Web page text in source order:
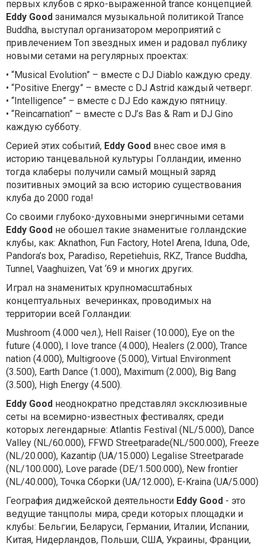
первых клубов c ярко-выраженной trance концепцией.
Eddy Good занимался музыкальной политикой Trance
Buddha, выступал организатором мероприятий с
привлечением Топ звездных имен и радовал публику
новыми сетами на регулярных проектах:
• “Musical Evolution” – вместе с DJ Diablo каждую среду.
• “Positive Energy” – вместе с DJ Astrid каждый четверг.
• “Intelligence” – вместе с DJ Edo каждую пятницу.
• “Reincarnation” – вместе с DJ’s Bas & Ram и DJ Gino
каждую субботу.
Серией этих событий, Eddy Good внес свое имя в
историю танцевальной культуры Голландии, именно
тогда клаберы получили самый мощный заряд
позитивных эмоций за всю историю существования
клуба до 2000 года!
Со cвоими глубоко-духовными энергичными сетами
Eddy Good не обошел такие знаменитые голландские
клубы, как: Aknathon, Fun Factory, Hotel Arena, Iduna, Ode,
Pandora’s box, Paradiso, Repetiehuis, RKZ, Trance Buddha,
Tunnel, Vaaghuizen, Vat ‘69 и многих других.
Играл на знаменитых крупномасштабных
концептуальных вечеринках, проводимых на
территории всей Голландии:
Mushroom (4.000 чел.), Hell Raiser (10.000), Eye on the
future (4.000), I love trance (4.000), Healers (2.000), Trance
nation (4.000), Multigroove (5.000), Virtual Environment
(3.500), Earth Dance (1.000), Maximum (2.000), Big Bang
(3.500), High Energy (4.500).
Eddy Good неоднократно представлял эксклюзивные
сеты на всемирно-известных фестивалях, среди
которых легендарные: Atlantis Festival (NL/5.000), Dance
Valley (NL/60.000), FFWD Streetparade(NL/500.000), Freeze
(NL/20.000), Kazantip (UA/15.000) Legalise Streetparade
(NL/100.000), Love parade (DE/1.500.000), New frontier
(NL/40.000), Точка Сборки (UA/12.000), E-Kraina (UA/5.000)
География диджейской деятельности Eddy Good - это
ведущие танцполы мира, среди которых площадки и
клубы: Бельгии, Беларуси, Германии, Италии, Испании,
Китая, Нидерландов, Польши, США, Украины, Франции,